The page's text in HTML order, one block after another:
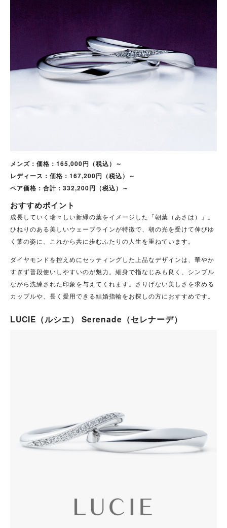
メンズ：価格：165,000円（税込）～
レディース：価格：167,200円（税込）～
ペア価格：合計：332,200円（税込）～
おすすめポイント
成長していく瑞々しい新緑の葉をイメージした「朝葉（あさは）」。
ひねりのある美しいウェーブラインが特徴で、朝の光を受けて伸びゆ
く葉の姿に、これから共に歩むふたりの人生を重ねています。
ダイヤモンドを控えめにセッティングした上品なデザインは、華やか
すぎず普段使いしやすいのが魅力。細身で指なじみも良く、シンプル
ながら洗練された印象を与えてくれます。さりげない美しさを求める
カップルや、長く愛用できる結婚指輪をお探しの方におすすめです。
LUCIE（ルシエ） Serenade（セレナーデ）